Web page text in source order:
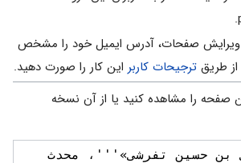
ویرایش صفحات، آدرس ایمیل خود را مشخص
از طریق ترجیحات کاربر این کار را صورت دهید.
صفحه را مشاهده کنید یا از آن نسخه